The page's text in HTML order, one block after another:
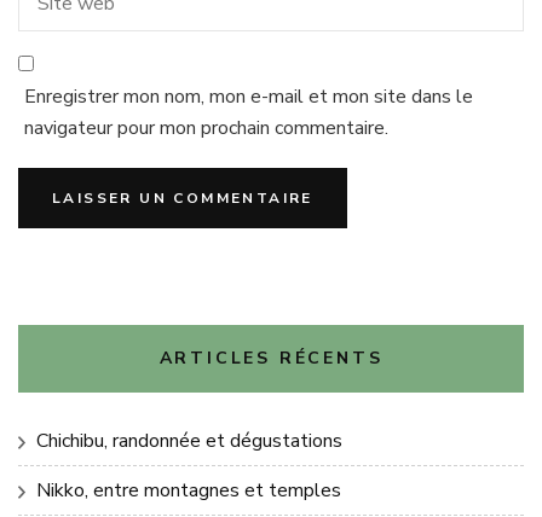
Enregistrer mon nom, mon e-mail et mon site dans le
navigateur pour mon prochain commentaire.
ARTICLES RÉCENTS
Chichibu, randonnée et dégustations
Nikko, entre montagnes et temples